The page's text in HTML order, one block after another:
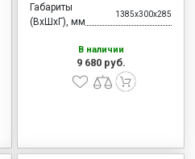
Габариты
(ВхШхГ), мм
1385x300x285
В наличии
9 680 руб.